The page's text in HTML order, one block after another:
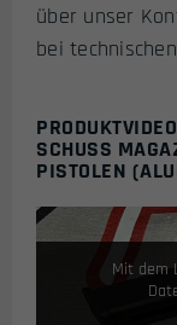
über unser
bei
SCHUSS
PISTOLEN
Mit dem